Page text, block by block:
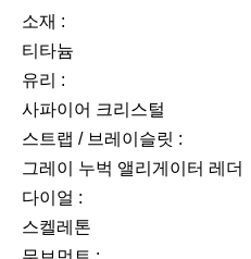
소재 :
티타늄
유리 :
사파이어 크리스털
스트랩 / 브레이슬릿 :
그레이 누벅 앨리게이터 레더
다이얼 :
스켈레톤